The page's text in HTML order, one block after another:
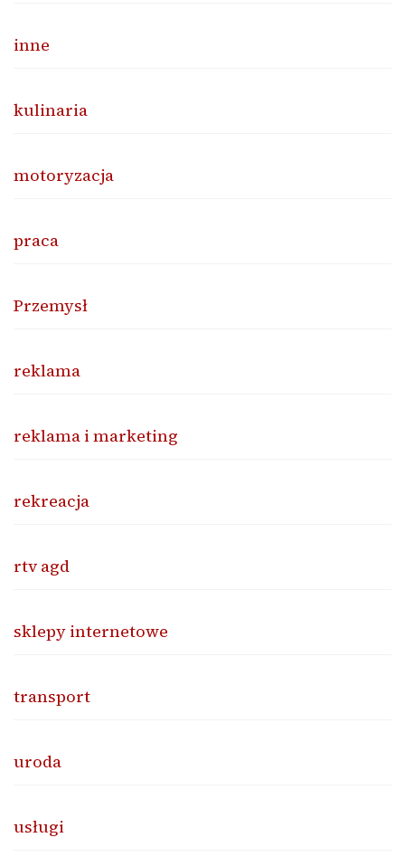
inne
kulinaria
motoryzacja
praca
Przemysł
reklama
reklama i marketing
rekreacja
rtv agd
sklepy internetowe
transport
uroda
usługi